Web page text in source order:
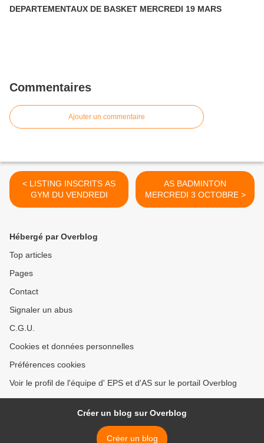
DEPARTEMENTAUX DE BASKET MERCREDI 19 MARS
Commentaires
Ajouter un commentaire
< LISTING INSCRITS AS
GYM DU VENDREDI
AS BADMINTON
MERCREDI 3 OCTOBRE >
Hébergé par Overblog
Top articles
Pages
Contact
Signaler un abus
C.G.U.
Cookies et données personnelles
Préférences cookies
Voir le profil de l'équipe d' EPS et d'AS sur le portail Overblog
Créer un blog sur Overblog
Créer un blog